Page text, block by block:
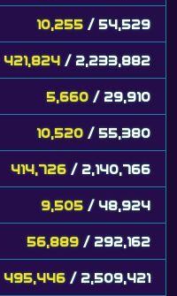
10,255 / 54,529
421,824 / 2,233,882
5,660 / 29,910
10,520 / 55,380
414,726 / 2,140,766
9,505 / 48,924
56,889 / 292,162
495,446 / 2,509,421